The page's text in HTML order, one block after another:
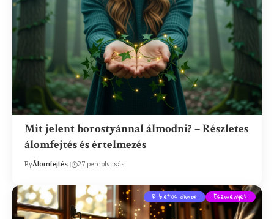
Mit jelent borostyánnal álmodni? – Részletes
álomfejtés és értelmezés
ByÁlomfejtés 27 perc olvasás
R betűs álmok Események